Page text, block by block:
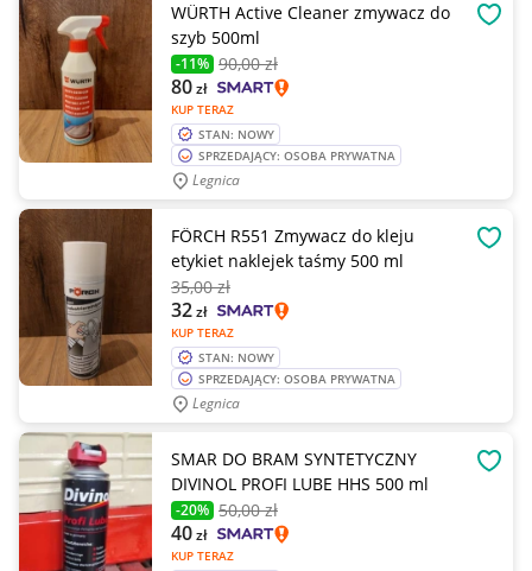
WÜRTH Active Cleaner zmywacz do
szyb 500ml
-11% 90,00 zł
KUP TERAZ
80zł
STAN: NOWY
SPRZEDAJĄCY: OSOBA PRYWATNA
Legnica
FÖRCH R551 Zmywacz do kleju
etykiet naklejek taśmy 500 ml
35,00 zł
KUP TERAZ
32zł
STAN: NOWY
SPRZEDAJĄCY: OSOBA PRYWATNA
Legnica
SMAR DO BRAM SYNTETYCZNY
DIVINOL PROFI LUBE HHS 500 ml
-20% 50,00 zł
KUP TERAZ
40zł